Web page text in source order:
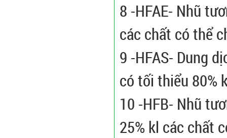
8 -HFAE- Nhũ
các chất có thể
9 -HFAS- Dung
có tối thiểu 80%
10 -HFB- Nhũ
25% kl các chất